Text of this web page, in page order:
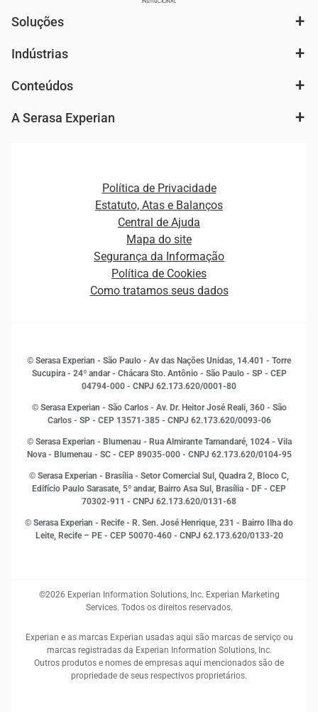
Soluções
Autenticação e Prevenção à Fraude
Cobrança e Recuperação de Dívidas
Plataformas e Motores de decisão
Indústrias
Fintechs
Conteúdos
Ver todo o conteúdo
Curso Gratuito de Saúde Financeira
Empreendedorismo
Estudos e Pesquisas
Inovação e Tecnologia
Leis e impostos
Marketing
Open Finance
Proteção de Dados
Sustentabilidade Corporativa
A Serasa Experian
Distribuidores e representantes
Estrutura Organizacional
Sala de Imprensa
Política de Privacidade
Estatuto, Atas e Balanços
Central de Ajuda
Mapa do site
Segurança da Informação
Política de Cookies
Como tratamos seus dados
© Serasa Experian - São Paulo - Av das Nações Unidas, 14.401 - Torre
Sucupira - 24º andar - Chácara Sto. Antônio - São Paulo - SP - CEP
04794-000 - CNPJ 62.173.620/0001-80
© Serasa Experian - São Carlos - Av. Dr. Heitor José Reali, 360 - São
Carlos - SP - CEP 13571-385 - CNPJ 62.173.620/0093-06
© Serasa Experian - Blumenau - Rua Almirante Tamandaré, 1024 - Vila
Nova - Blumenau - SC - CEP 89035-000 - CNPJ 62.173.620/0104-95
© Serasa Experian - Brasília - Setor Comercial Sul, Quadra 2, Bloco C,
Edifício Paulo Sarasate, 5º andar, Bairro Asa Sul, Brasília - DF - CEP
70302-911 - CNPJ 62.173.620/0131-68
© Serasa Experian - Recife - R. Sen. José Henrique, 231 - Bairro Ilha do
Leite, Recife – PE - CEP 50070-460 - CNPJ 62.173.620/0133-20
©2026 Experian Information Solutions, Inc. Experian Marketing
Services. Todos os direitos reservados.
Experian e as marcas Experian usadas aqui são marcas de serviço ou
marcas registradas da Experian Information Solutions, Inc.
Outros produtos e nomes de empresas aqui mencionados são de
propriedade de seus respectivos proprietários.